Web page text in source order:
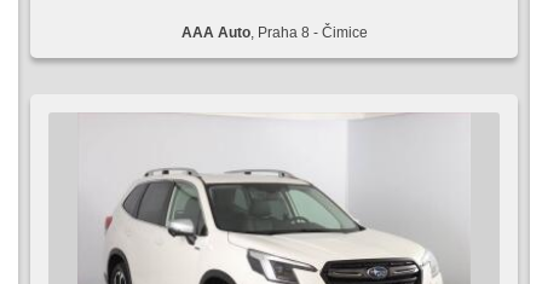
AAA Auto, Praha 8 - Čimice